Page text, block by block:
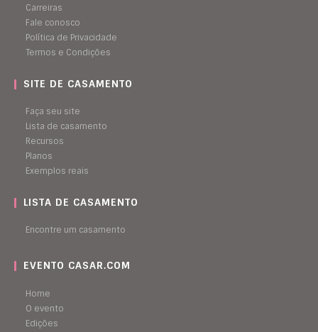
Carreiras
Fale conosco
Política de Privacidade
Termos e Condições
SITE DE CASAMENTO
Faça seu site
Lista de casamento
Recursos
Planos
Exemplos reais
LISTA DE CASAMENTO
Encontre um casamento
EVENTO CASAR.COM
Home
O evento
Edições